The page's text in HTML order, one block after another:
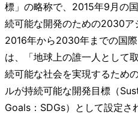
標」の略称で、2015年9月の
続可能な開発のための2030ア
2016年から2030年までの国
は、「地球上の誰一人として
続可能な社会を実現するため
ルが持続可能な開発目標（
Goals：SDGs）として設定さ